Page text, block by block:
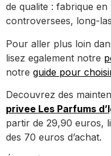
de qualite : fabrique
controversees, long-
Pour aller plus loin
lisez egalement notre
notre guide pour
Decouvrez des
privee Les Parfums
partir de 29,90 euros,
des 70 euros d’achat.